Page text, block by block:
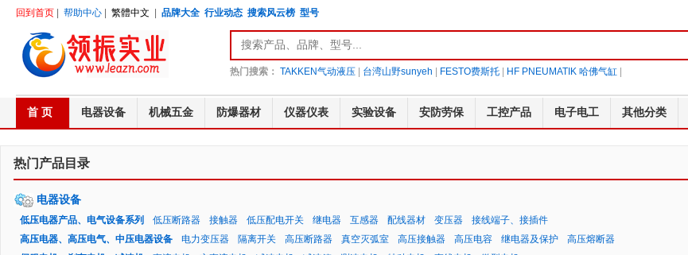
回到首页 帮助中心 繁體中文 品牌大全 行业动态 搜索风云榜 型号
热门搜索： TAKKEN气动液压| 台湾山野sunyeh FESTO费斯托| HF PNEUMATIK 哈佛气缸|
首 页 电器设备 机械五金 防爆器材 仪器仪表 实验设备 安防劳保 工控产品 电子电工 其他分类
热门产品目录
电器设备
低压电器产品、电气设备系列 低压断路器 接触器 低压配电开关 继电器 互感器 配线器材 变压器
接线端子、接插件
高压电器、高压电气、中压电器设备
电力变压器 隔离开关 高压断路器 真空灭弧室 高压接触器 高压电容 继电器及保护
高压熔断器